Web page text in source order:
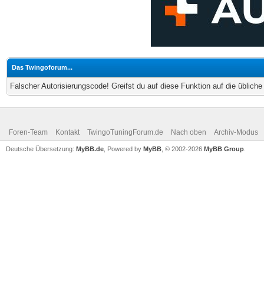
Das Twingoforum...
Falscher Autorisierungscode! Greifst du auf diese Funktion auf die
Foren-Team Kontakt TwingoTuningForum.de Nach oben Archiv-Modus
Deutsche Übersetzung: MyBB.de , Powered by MyBB , © 2002-2026 MyBB Group